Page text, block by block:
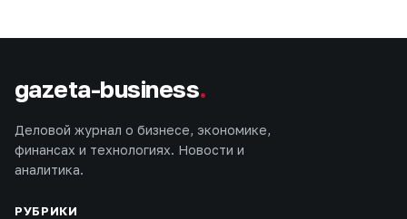
gazeta-business.
Деловой журнал о бизнесе, экономике,
финансах и технологиях. Новости и
аналитика.
РУБРИКИ